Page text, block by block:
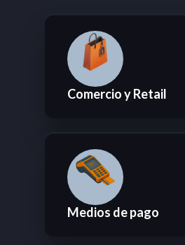
Comercio y Retail
Medios de pago